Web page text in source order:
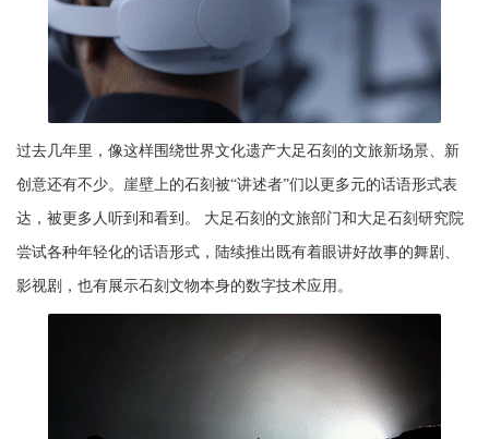
过去几年里，像这样围绕世界文化遗产大足石刻的文旅新场景、新
创意还有不少。崖壁上的石刻被“讲述者”们以更多元的话语形式表
达，被更多人听到和看到。 大足石刻的文旅部门和大足石刻研究院
尝试各种年轻化的话语形式，陆续推出既有着眼讲好故事的舞剧、
影视剧，也有展示石刻文物本身的数字技术应用。